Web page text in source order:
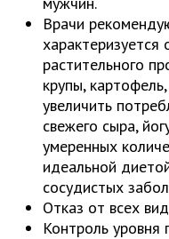
Врачи
растительного
крупы,
увеличить
свежего сыра,
умеренных
идеальной
сосудистых
Отказ от всех
Контроль уровня